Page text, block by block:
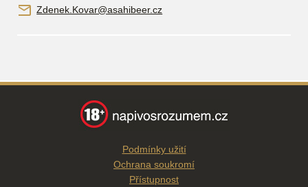
Zdenek.Kovar@asahibeer.cz
Podmínky užití
Ochrana soukromí
Přístupnost